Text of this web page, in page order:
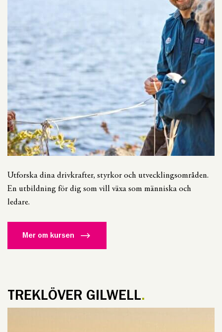
Utforska dina drivkrafter, styrkor och utvecklingsområden.
En utbildning för dig som vill växa som människa och
ledare.
Mer om kursen
TREKLÖVER GILWELL